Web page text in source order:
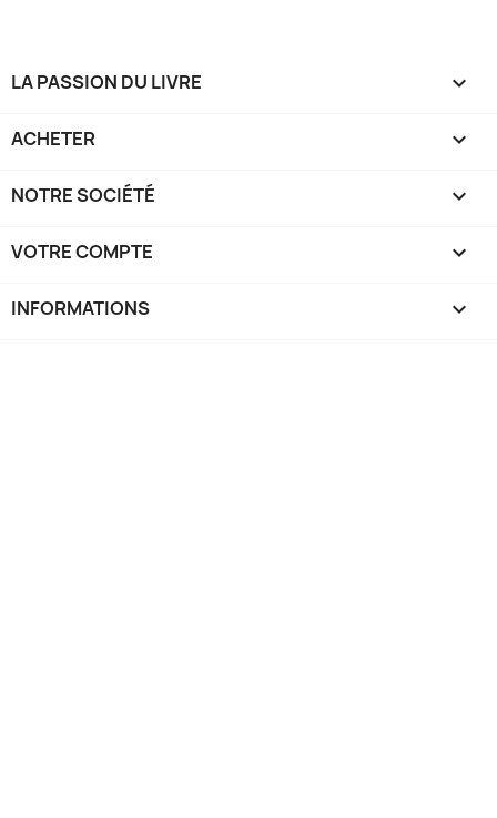
LA PASSION DU LIVRE 
ACHETER 
NOTRE SOCIÉTÉ 
VOTRE COMPTE 
INFORMATIONS keyboard_arrow_down